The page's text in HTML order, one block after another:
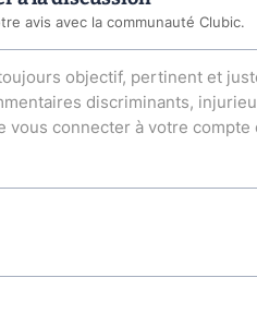
avis avec la communauté Clubic.